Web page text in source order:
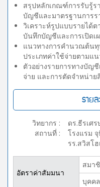
สรุปหลักเกณฑ์การรับรู้ร
บัญชีและมาตรฐานการร
วิเคราะห์รูปแบบรายได้
บันทึกบัญชีและการเปิดเ
แนวทางการคำนวณต้นทุ
ประเภทค่าใช้จ่ายตามแ
ตัวอย่างรายการทางบัญ
จ่าย และการตัดจำหน่าย
ราย
วิทยากร :
ดร.ธีรเศ
สถานที่ :
โรงแรม
รร.สวิสโ
อัตราค่าสัมมนา
สมา
บุคค